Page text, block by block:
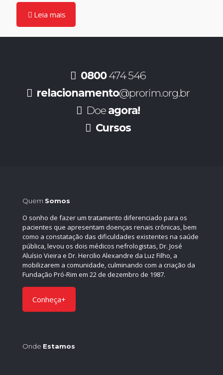
Leia mais
0800474 546
relacionamento@prorim.org.br
Doe agora!
Cursos
Quem Somos
O sonho de fazer um tratamento diferenciado para os
pacientes que apresentam doenças renais crônicas, bem
como a constatação das dificuldades existentes na saúde
pública, levou os dois médicos nefrologistas, Dr. José
Aluísio Vieira e Dr. Hercilio Alexandre da Luz Filho, a
mobilizarem a comunidade, culminando com a criação da
Fundação Pró-Rim em 22 de dezembro de 1987.
Conheça+
Onde Estamos